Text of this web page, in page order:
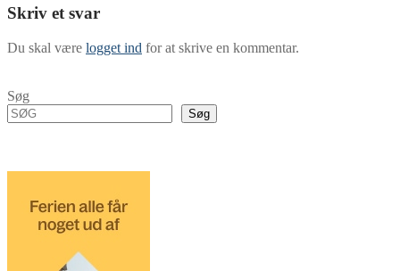
Skriv et svar
Du skal være logget ind for at skrive en kommentar.
Søg
Søg